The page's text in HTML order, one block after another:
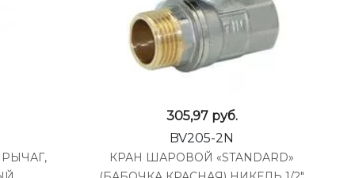
305,97 руб.
BV205-2N
КРАН ШАРОВОЙ «STANDARD»